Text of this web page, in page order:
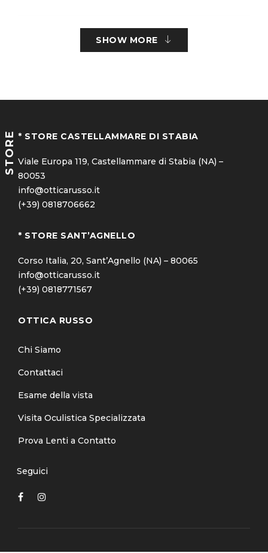
Materiale: Acetato
SHOW MORE
STORE * STORE CASTELLAMMARE DI STABIA
Viale Europa 119, Castellammare di Stabia (NA) –
80053
info@otticarusso.it
(+39) 0818706662
* STORE SANT’AGNELLO
Corso Italia, 20, Sant’Agnello (NA) – 80065
info@otticarusso.it
(+39) 0818771567
OTTICA RUSSO
Chi Siamo
Contattaci
Esame della vista
Visita Oculistica Specializzata
Prova Lenti a Contatto
Seguici